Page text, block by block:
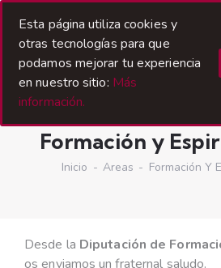
Formación y
Inicio Areas Formación Y
Desde la Diputación de
os enviamos un fraternal saludo.
Esta página utiliza cookies y
otras tecnologías para que
podamos mejorar tu experiencia
en nuestro sitio: Más
información.